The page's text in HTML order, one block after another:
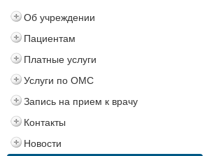
Об учреждении
Пациентам
Платные услуги
Услуги по ОМС
Запись на прием к врачу
Контакты
Новости